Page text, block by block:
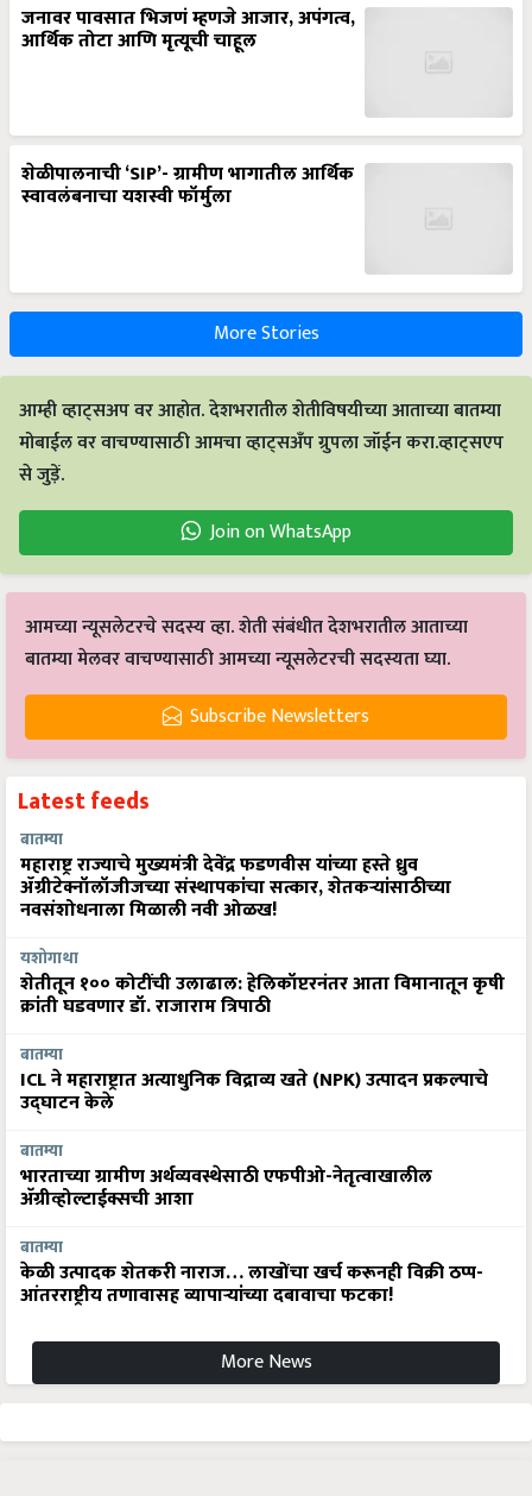
जनावर पावसात भिजणं म्हणजे आजार, अपंगत्व,
आर्थिक तोटा आणि मृत्यूची चाहूल
शेळीपालनाची ‘SIP’- ग्रामीण भागातील आर्थिक
स्वावलंबनाचा यशस्वी फॉर्मुला
More Stories
आम्ही व्हाट्सअप वर आहोत. देशभरातील शेतीविषयीच्या आताच्या बातम्या
मोबाईल वर वाचण्यासाठी आमचा व्हाट्सअँप ग्रुपला जॉईन करा.व्हाट्सएप
से जुड़ें.
Join on WhatsApp
आमच्या न्यूसलेटरचे सदस्य व्हा. शेती संबंधीत देशभरातील आताच्या
बातम्या मेलवर वाचण्यासाठी आमच्या न्यूसलेटरची सदस्यता घ्या.
Subscribe Newsletters
Latest feeds
बातम्या
महाराष्ट्र राज्याचे मुख्यमंत्री देवेंद्र फडणवीस यांच्या हस्ते ध्रुव
ॲग्रीटेक्नॉलॉजीजच्या संस्थापकांचा सत्कार, शेतकऱ्यांसाठीच्या
नवसंशोधनाला मिळाली नवी ओळख!
यशोगाथा
शेतीतून १०० कोटींची उलाढाल: हेलिकॉप्टरनंतर आता विमानातून कृषी
क्रांती घडवणार डॉ. राजाराम त्रिपाठी
बातम्या
ICL ने महाराष्ट्रात अत्याधुनिक विद्राव्य खते (NPK) उत्पादन प्रकल्पाचे
उद्घाटन केले
बातम्या
भारताच्या ग्रामीण अर्थव्यवस्थेसाठी एफपीओ-नेतृत्वाखालील
अ‍ॅग्रीव्होल्टाईक्सची आशा
बातम्या
केळी उत्पादक शेतकरी नाराज… लाखोंचा खर्च करूनही विक्री ठप्प-
आंतरराष्ट्रीय तणावासह व्यापाऱ्यांच्या दबावाचा फटका!
More News